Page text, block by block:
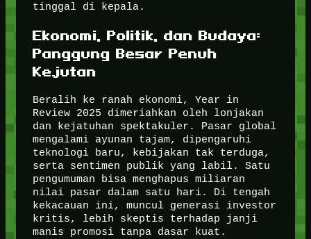
tinggal di kepala.
Ekonomi, Politik, dan Budaya:
Panggung Besar Penuh
Kejutan
Beralih ke ranah ekonomi, Year in
Review 2025 dimeriahkan oleh lonjakan
dan kejatuhan spektakuler. Pasar global
mengalami ayunan tajam, dipengaruhi
teknologi baru, kebijakan tak terduga,
serta sentimen publik yang labil. Satu
pengumuman bisa menghapus miliaran
nilai pasar dalam satu hari. Di tengah
kekacauan ini, muncul generasi investor
kritis, lebih skeptis terhadap janji
manis promosi tanpa dasar kuat.